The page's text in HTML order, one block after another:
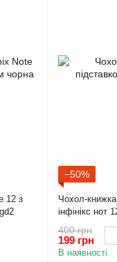
12 з
−50%
Чохол-
інфінікс нот
400 грн
199 грн
В наявності